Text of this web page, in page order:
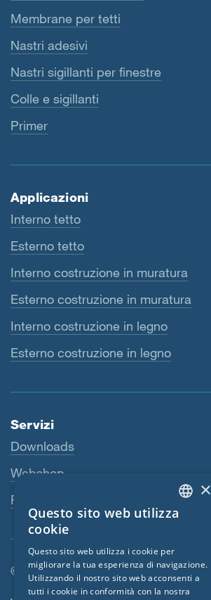
Membrane per tetti
Nastri adesivi
Nastri sigillanti per finestre
Colle e sigillanti
Primer
Applicazioni
Interno tetto
Esterno tetto
Interno costruzione in muratura
Esterno costruzione in muratura
Interno costruzione in legno
Esterno costruzione in legno
Servizi
Downloads
Webshop
Persona di riferimento
© SIGA 2026
Area di navigazione footer
Jobs
ENGLISH
FRENCH
CZECH
×
Questo sito web utilizza
cookie
Questo sito web utilizza i cookie per
migliorare la tua esperienza di navigazione.
Utilizzando il nostro sito web acconsenti a
tutti i cookie in conformità con la nostra